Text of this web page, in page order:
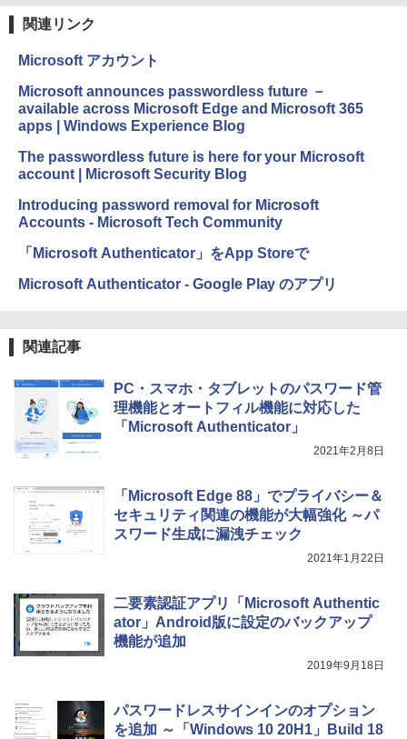
関連リンク
Microsoft アカウント
Microsoft announces passwordless future －
available across Microsoft Edge and Microsoft 365
apps | Windows Experience Blog
The passwordless future is here for your Microsoft
account | Microsoft Security Blog
Introducing password removal for Microsoft
Accounts - Microsoft Tech Community
‎「Microsoft Authenticator」をApp Storeで
Microsoft Authenticator - Google Play のアプリ
関連記事
PC・スマホ・タブレットのパスワード管
理機能とオートフィル機能に対応した
「Microsoft Authenticator」
2021年2月8日
「Microsoft Edge 88」でプライバシー＆
セキュリティ関連の機能が大幅強化 ～パ
スワード生成に漏洩チェック
2021年1月22日
二要素認証アプリ「Microsoft Authentic
ator」Android版に設定のバックアップ
機能が追加
2019年9月18日
パスワードレスサインインのオプション
を追加 ～「Windows 10 20H1」Build 18